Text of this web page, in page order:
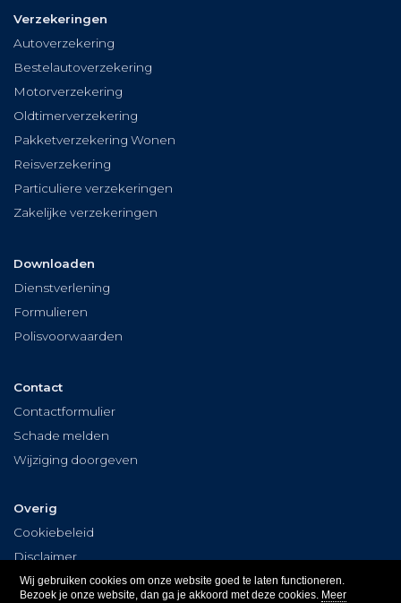
Wij gebruiken cookies om onze website goed te laten functioneren.
Bezoek je onze website, dan ga je akkoord met deze cookies. Meer
Verzekeringen
Autoverzekering
Bestelautoverzekering
Motorverzekering
Oldtimerverzekering
Pakketverzekering Wonen
Reisverzekering
Particuliere verzekeringen
Zakelijke verzekeringen
Downloaden
Dienstverlening
Formulieren
Polisvoorwaarden
Contact
Contactformulier
Schade melden
Wijziging doorgeven
Overig
Cookiebeleid
Disclaimer
Privacy